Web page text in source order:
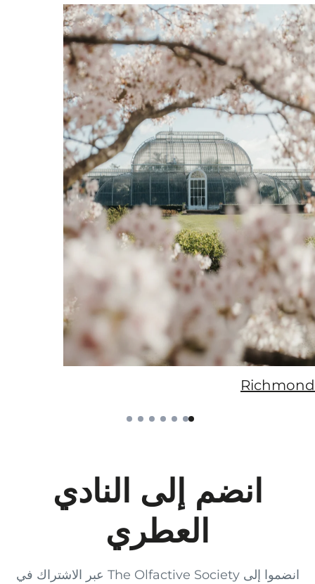
Richmond
انضم إلى النادي
العطري
انضموا إلى The Olfactive Society عبر الاشتراك في